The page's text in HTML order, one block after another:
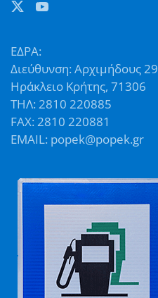
ΕΔΡΑ:
Διεύθυνση: Αρχιμήδους 29
Ηράκλειο Κρήτης, 71306
ΤΗΛ: 2810 220885
FAX: 2810 220881
EMAIL: popek@popek.gr